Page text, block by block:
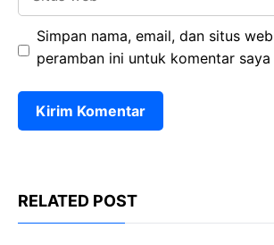
Simpan nama, email, dan situs
peramban ini untuk komentar
RELATED POST